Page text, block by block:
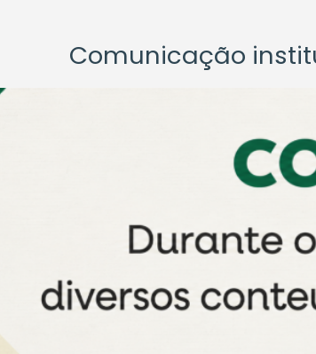
Comunicação